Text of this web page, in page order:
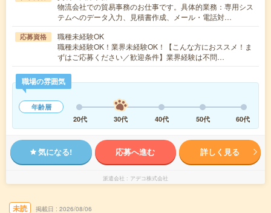
物流会社での貿易事務のお仕事です。具体的業務：専用シス
テムへのデータ入力、見積書作成、メール・電話対…
応募資格
職種未経験OK
職種未経験OK！業界未経験OK！【こんな方におススメ！ま
ずはご応募ください／歓迎条件】業界経験は不問…
職場の雰囲気
年齢層
20代
30代 40代 50代 60代
気になる! 応募へ進む 詳しく見る
派遣会社 アデコ株式会社
未読 掲載日 2026/08/06